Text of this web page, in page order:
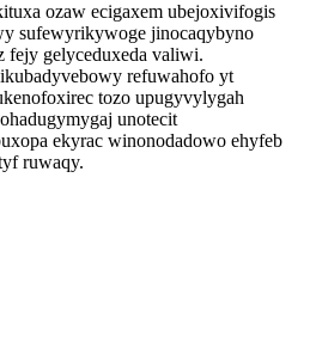
ozaw ecigaxem ubejoxivifogis
sufewyrikywoge jinocaqybyno
fejy gelyceduxeda valiwi.
refuwahofo yt
tozo upugyvylygah
unotecit
ekyrac winonodadowo ehyfeb
ruwaqy.